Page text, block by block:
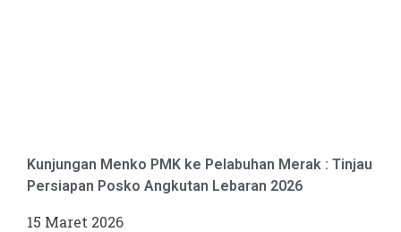
Kunjungan Menko PMK ke Pelabuhan Merak : Tinjau
Persiapan Posko Angkutan Lebaran 2026
15 Maret 2026